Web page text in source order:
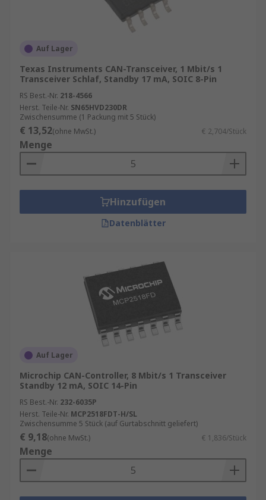
Auf Lager
Texas Instruments CAN-Transceiver, 1 Mbit/s 1
Transceiver Schlaf, Standby 17 mA, SOIC 8-Pin
RS Best.-Nr. 218-4566
Herst. Teile-Nr. SN65HVD230DR
Zwischensumme (1 Packung mit 5 Stück)
€ 13,52(ohne MwSt.) € 2,704/Stück
Menge
Hinzufügen
Datenblätter
Auf Lager
Microchip CAN-Controller, 8 Mbit/s 1 Transceiver
Standby 12 mA, SOIC 14-Pin
RS Best.-Nr. 232-6035P
Herst. Teile-Nr. MCP2518FDT-H/SL
Zwischensumme 5 Stück (auf Gurtabschnitt geliefert)
€ 9,18(ohne MwSt.) € 1,836/Stück
Menge